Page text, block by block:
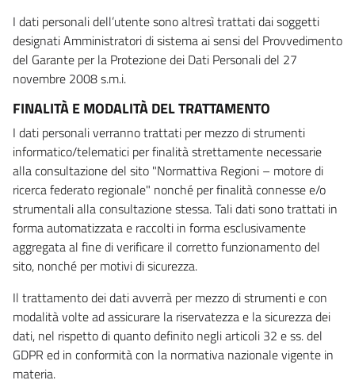
I dati personali dell’utente sono altresì trattati dai soggetti
designati Amministratori di sistema ai sensi del Provvedimento
del Garante per la Protezione dei Dati Personali del 27
novembre 2008 s.m.i.
FINALITÀ E MODALITÀ DEL TRATTAMENTO
I dati personali verranno trattati per mezzo di strumenti
informatico/telematici per finalità strettamente necessarie
alla consultazione del sito "Normattiva Regioni – motore di
ricerca federato regionale" nonché per finalità connesse e/o
strumentali alla consultazione stessa. Tali dati sono trattati in
forma automatizzata e raccolti in forma esclusivamente
aggregata al fine di verificare il corretto funzionamento del
sito, nonché per motivi di sicurezza.
Il trattamento dei dati avverrà per mezzo di strumenti e con
modalità volte ad assicurare la riservatezza e la sicurezza dei
dati, nel rispetto di quanto definito negli articoli 32 e ss. del
GDPR ed in conformità con la normativa nazionale vigente in
materia.